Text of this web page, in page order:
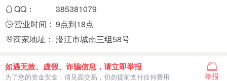
QQ：
385381079
营业时间： 9点到18点
商家地址： 潜江市城南三组58号
如遇无效、虚假、诈骗信息，请立即举报
为了您的资金安全，请见面交易，切勿提前支付任何费用 举报